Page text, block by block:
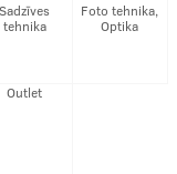
Sadzīves
tehnika
Foto tehnika,
Optika
Outlet